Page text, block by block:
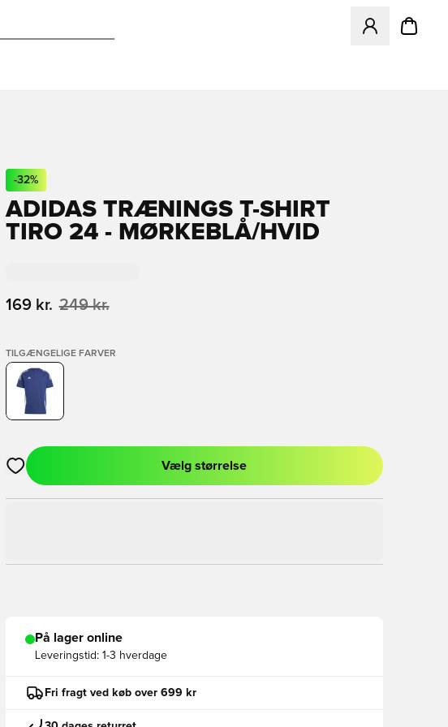
Åbner en
-32%
ADIDAS TRÆNINGS T-SHIRT
TIRO 24 - MØRKEBLÅ/HVID
169 kr. 249 kr.
TILGÆNGELIGE FARVER
Åbner en Modal til at logge ind eller tilmelde dig som medlem
Vælg størrelse
På lager online
Leveringstid: 1-3 hverdage
Fri fragt ved køb over 699 kr